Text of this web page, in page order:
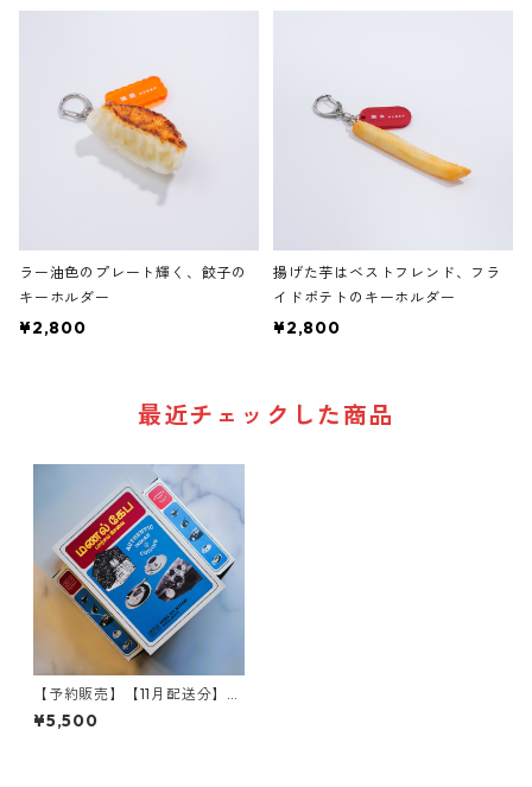
ラー油色のプレート輝く、餃子の
キーホルダー
¥2,800
揚げた芋はベストフレンド、フラ
イドポテトのキーホルダー
¥2,800
最近チェックした商品
【予約販売】【11月配送分】映
えではなくて愛。可愛いパッ
ケージにつまった多幸感のお
¥5,500